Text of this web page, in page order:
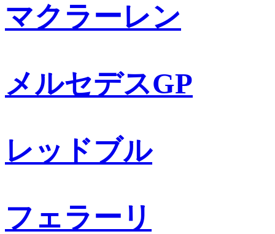
マクラーレン
メルセデスGP
レッドブル
フェラーリ